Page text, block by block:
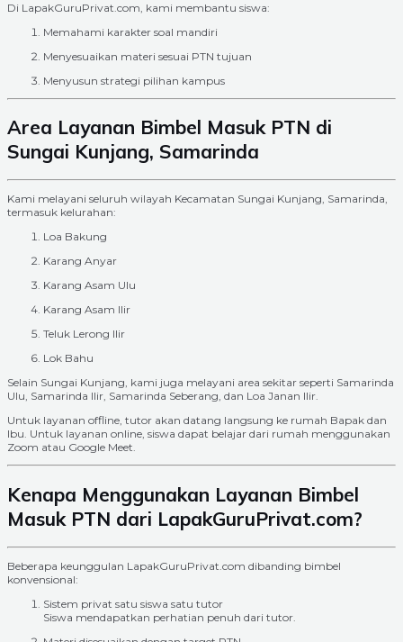
Di LapakGuruPrivat.com, kami membantu siswa:
Memahami karakter soal mandiri
Menyesuaikan materi sesuai PTN tujuan
Menyusun strategi pilihan kampus
Area Layanan Bimbel Masuk PTN di
Sungai Kunjang, Samarinda
Kami melayani seluruh wilayah Kecamatan Sungai Kunjang, Samarinda,
termasuk kelurahan:
Loa Bakung
Karang Anyar
Karang Asam Ulu
Karang Asam Ilir
Teluk Lerong Ilir
Lok Bahu
Selain Sungai Kunjang, kami juga melayani area sekitar seperti Samarinda
Ulu, Samarinda Ilir, Samarinda Seberang, dan Loa Janan Ilir.
Untuk layanan offline, tutor akan datang langsung ke rumah Bapak dan
Ibu. Untuk layanan online, siswa dapat belajar dari rumah menggunakan
Zoom atau Google Meet.
Kenapa Menggunakan Layanan Bimbel
Masuk PTN dari LapakGuruPrivat.com?
Beberapa keunggulan LapakGuruPrivat.com dibanding bimbel
konvensional:
Sistem privat satu siswa satu tutor
Siswa mendapatkan perhatian penuh dari tutor.